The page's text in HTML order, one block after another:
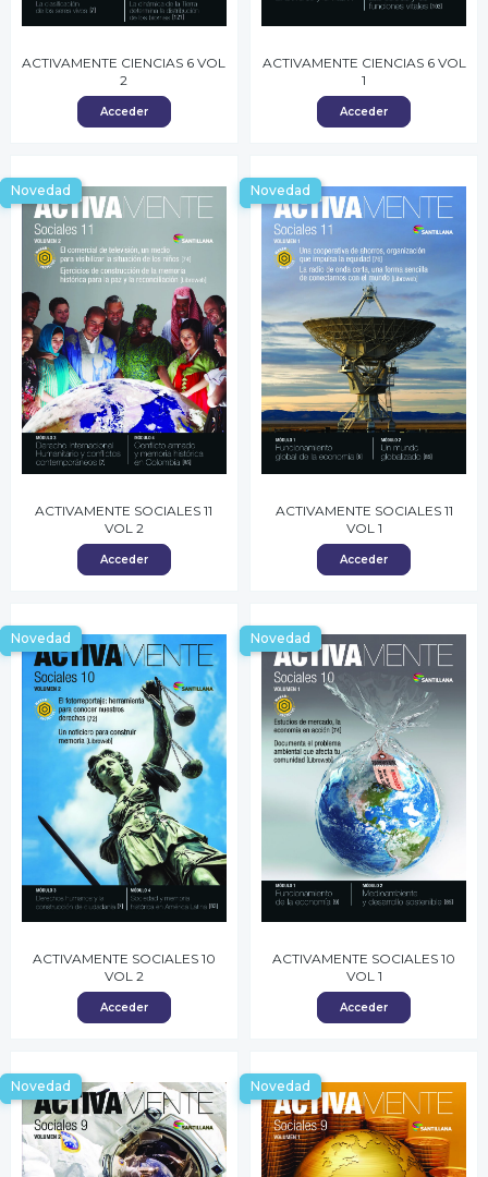
ACTIVAMENTE CIENCIAS 6 VOL
2
Acceder
ACTIVAMENTE CIENCIAS 6 VOL
1
Acceder
Novedad
ACTIVAMENTE SOCIALES 11
VOL 2
Acceder
Novedad
ACTIVAMENTE SOCIALES 11
VOL 1
Acceder
Novedad
ACTIVAMENTE SOCIALES 10
VOL 2
Acceder
Novedad
ACTIVAMENTE SOCIALES 10
VOL 1
Acceder
Novedad Novedad